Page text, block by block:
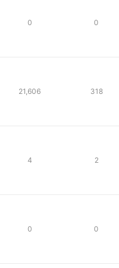
0 0
21,606 318
4 2
0 0